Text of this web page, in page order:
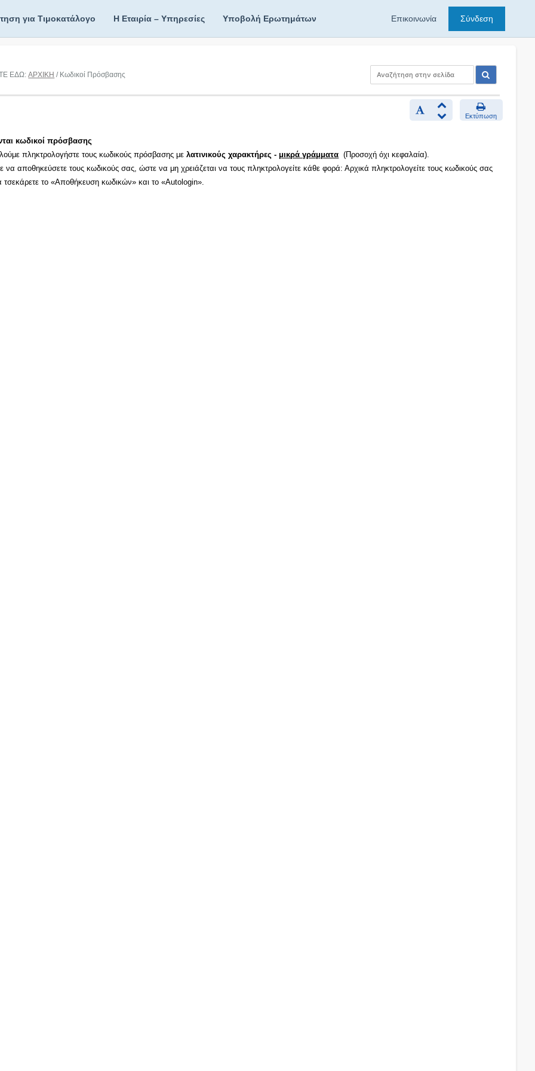
για Τιμοκατάλογο Η Εταιρία – Υπηρεσίες Υποβολή Ερωτημάτων Επικοινωνία Σύνδεση
ΕΔΩ:ΑΡΧΙΚΗ / Κωδικοί Πρόσβασης
Εκτύπωση
κωδικοί πρόσβασης
πληκτρολογήστε τους κωδικούς πρόσβασης μελατινικούς χαρακτήρες - μικρά γράμματα (Προσοχή όχι κεφαλαία).
να αποθηκεύσετε τους κωδικούς σας, ώστε να μη χρειάζεται να τους πληκτρολογείτε κάθε φορά: Αρχικά πληκτρολογείτε τους κωδικούς σας
τσεκάρετε το «Αποθήκευση κωδικών» και το «Autologin».